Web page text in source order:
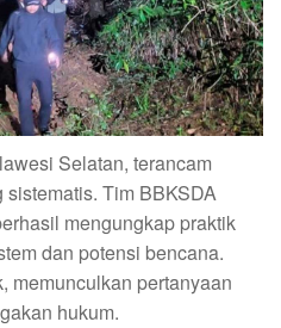
Selatan, terancam
Tim BBKSDA
mengungkap praktik
dan potensi bencana.
memunculkan pertanyaan
hukum.